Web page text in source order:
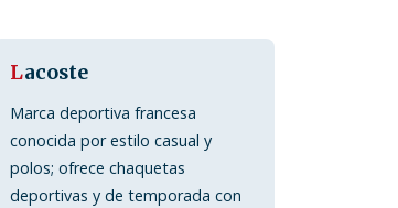
Lacoste
Marca deportiva francesa
conocida por estilo casual y
polos; ofrece chaquetas
deportivas y de temporada con